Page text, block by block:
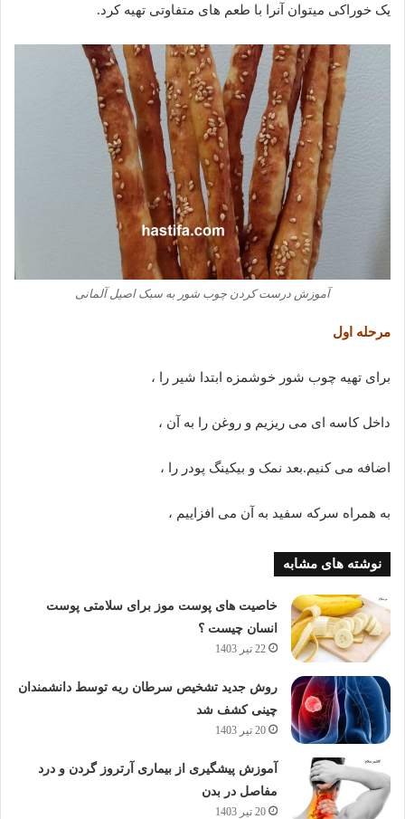
یک خوراکی میتوان آنرا با طعم های متفاوتی تهیه کرد.
آموزش درست کردن چوب شور به سبک اصیل آلمانی
مرحله اول
برای تهیه چوب شور خوشمزه ابتدا شیر را ،
داخل کاسه ای می ریزیم و روغن را به آن ،
اضافه می کنیم.بعد نمک و بیکینگ پودر را ،
به همراه سرکه سفید به آن می افزاییم ،
نوشته های مشابه
خاصیت های پوست موز برای سلامتی پوست
انسان چیست ؟
22 تیر 1403
روش جدید تشخیص سرطان ریه توسط دانشمندان
چینی کشف شد
20 تیر 1403
آموزش پیشگیری از بیماری آرتروز گردن و درد
مفاصل در بدن
20 تیر 1403